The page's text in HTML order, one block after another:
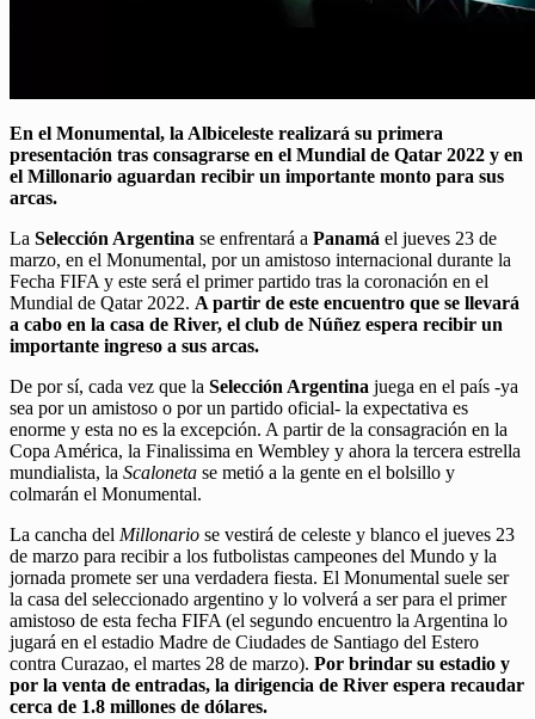
En el Monumental, la Albiceleste realizará su primera
presentación tras consagrarse en el Mundial de Qatar 2022 y en
el Millonario aguardan recibir un importante monto para sus
arcas.
La Selección Argentina se enfrentará a Panamá el jueves 23 de
marzo, en el Monumental, por un amistoso internacional durante la
Fecha FIFA y este será el primer partido tras la coronación en el
Mundial de Qatar 2022. A partir de este encuentro que se llevará
a cabo en la casa de River, el club de Núñez espera recibir un
importante ingreso a sus arcas.
De por sí, cada vez que la Selección Argentina juega en el país -ya
sea por un amistoso o por un partido oficial- la expectativa es
enorme y esta no es la excepción. A partir de la consagración en la
Copa América, la Finalissima en Wembley y ahora la tercera estrella
mundialista, la Scaloneta se metió a la gente en el bolsillo y
colmarán el Monumental.
La cancha del Millonario se vestirá de celeste y blanco el jueves 23
de marzo para recibir a los futbolistas campeones del Mundo y la
jornada promete ser una verdadera fiesta. El Monumental suele ser
la casa del seleccionado argentino y lo volverá a ser para el primer
amistoso de esta fecha FIFA (el segundo encuentro la Argentina lo
jugará en el estadio Madre de Ciudades de Santiago del Estero
contra Curazao, el martes 28 de marzo). Por brindar su estadio y
por la venta de entradas, la dirigencia de River espera recaudar
cerca de 1.8 millones de dólares.